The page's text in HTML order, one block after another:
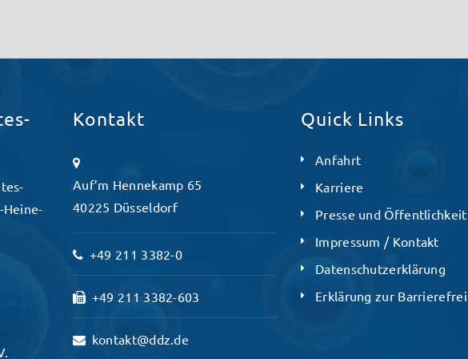
Heine-
Kontakt
Auf’m Hennekamp 65
40225 Düsseldorf
+49 211 3382-0
+49 211 3382-603
kontakt@ddz.de
Quick Links
Anfahrt
Karriere
Presse und Öffentlichkeit
Impressum / Kontakt
Datenschutzerklärung
Erklärung zur